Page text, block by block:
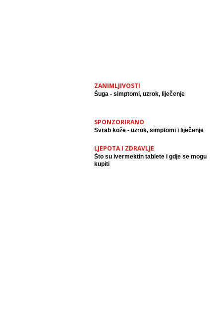
ZANIMLJIVOSTI
Šuga - simptomi, uzrok, liječenje
SPONZORIRANO
Svrab kože - uzrok, simptomi i liječenje
LJEPOTA I ZDRAVLJE
Što su ivermektin tablete i gdje se mogu
kupiti